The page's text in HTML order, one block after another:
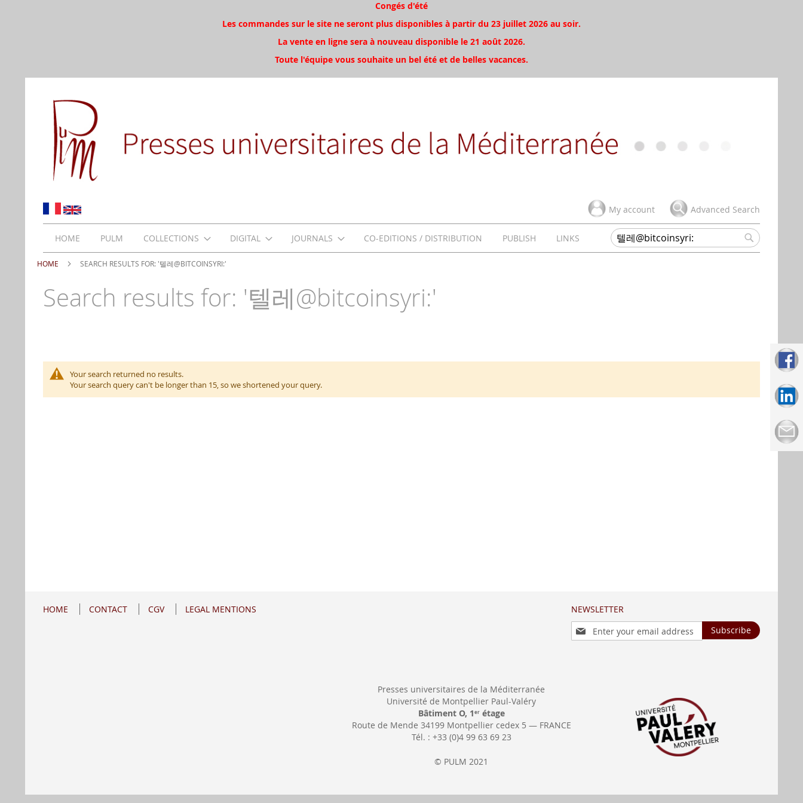
Congés d'été
Les commandes sur le site ne seront plus disponibles à partir du 23 juillet 2026 au soir.
La vente en ligne sera à nouveau disponible le 21 août 2026.
Toute l'équipe vous souhaite un bel été et de belles vacances.
My account Advanced Search
HOME PULM COLLECTIONS DIGITAL JOURNALS CO-EDITIONS / DISTRIBUTION PUBLISH
LINKS
Search
Search
HOME SEARCH RESULTS FOR: '텔레@BITCOINSYRI:'
Search results for: '텔레@bitcoinsyri:'
Your search returned no results.
Your search query can't be longer than 15, so we shortened your query.
NEWSLETTER
Sign
Up
Subscribe
HOME CONTACT CGV LEGAL MENTIONS
Presses universitaires de la Méditerranée
Université de Montpellier Paul-Valéry
Bâtiment O, 1 erétage
Route de Mende 34199 Montpellier cedex 5 — FRANCE
Tél. : +33 (0)4 99 63 69 23
© PULM 2021